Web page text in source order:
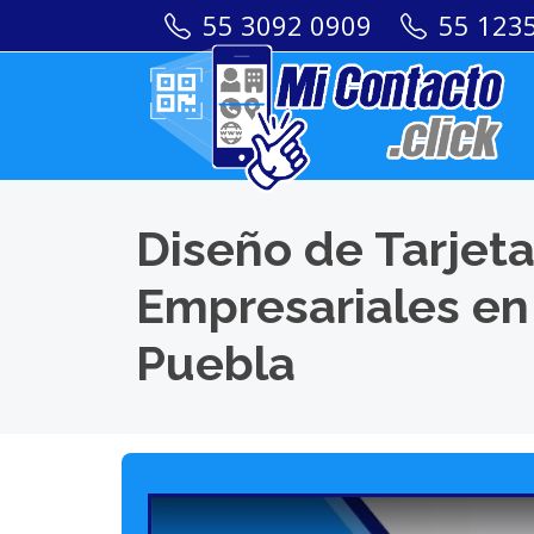
55 3092 0909 55
Diseño de
Empresariales
Puebla